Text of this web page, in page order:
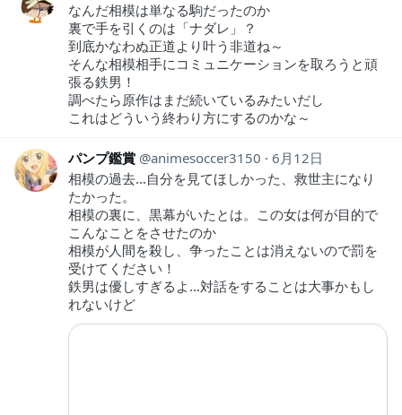
なんだ相模は単なる駒だったのか
裏で手を引くのは「ナダレ」？
到底かなわぬ正道より叶う非道ね～
そんな相模相手にコミュニケーションを取ろうと頑
張る鉄男！
調べたら原作はまだ続いているみたいだし
これはどういう終わり方にするのかな～
パンプ鑑賞 animesoccer3150
6月12日
相模の過去…自分を見てほしかった、救世主になり
たかった。
相模の裏に、黒幕がいたとは。この女は何が目的で
こんなことをさせたのか
相模が人間を殺し、争ったことは消えないので罰を
受けてください！
鉄男は優しすぎるよ…対話をすることは大事かもし
れないけど